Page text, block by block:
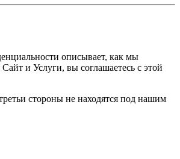
описывает, как мы
и Услуги, вы соглашаетесь с этой
стороны не находятся под нашим